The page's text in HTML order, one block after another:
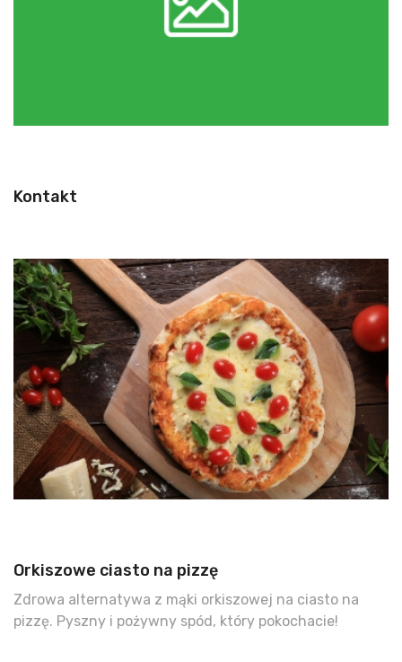
Kontakt
Orkiszowe ciasto na pizzę
Zdrowa alternatywa z mąki orkiszowej na ciasto na
pizzę. Pyszny i pożywny spód, który pokochacie!